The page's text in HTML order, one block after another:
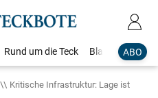
ABO
Rund um die Teck Blaulicht
Kritische Infrastruktur: Lage ist